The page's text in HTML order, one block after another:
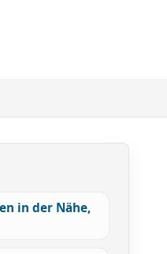
in der Nähe,